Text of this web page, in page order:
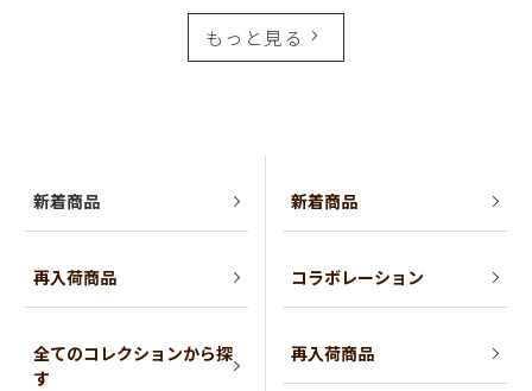
もっと見る
新着商品
再入荷商品
全てのコレクションから探
す
新着商品
コラボレーション
再入荷商品